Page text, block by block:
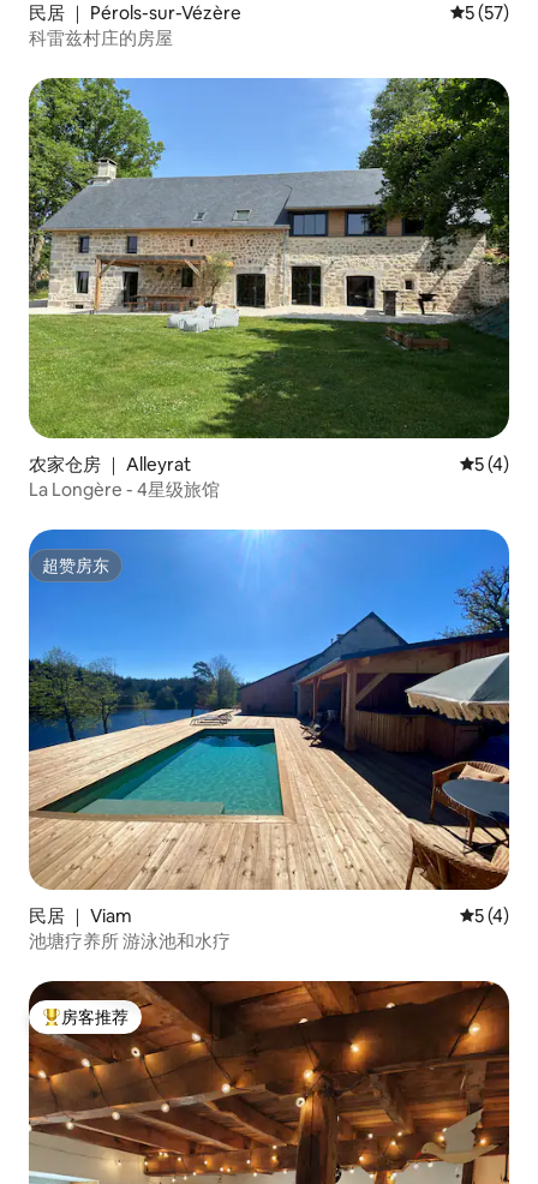
民居 ｜ Pérols-sur-Vézère 平均评分
5 (57)
科雷兹村庄的房屋
农家仓房 ｜ Alleyrat 平均评分
5 (4)
La Longère - 4星级旅馆
超赞房东
超赞房东
民居 ｜ Viam 平均评分
5 (4)
池塘疗养所 游泳池和水疗
热门「房客推荐」
房客推荐